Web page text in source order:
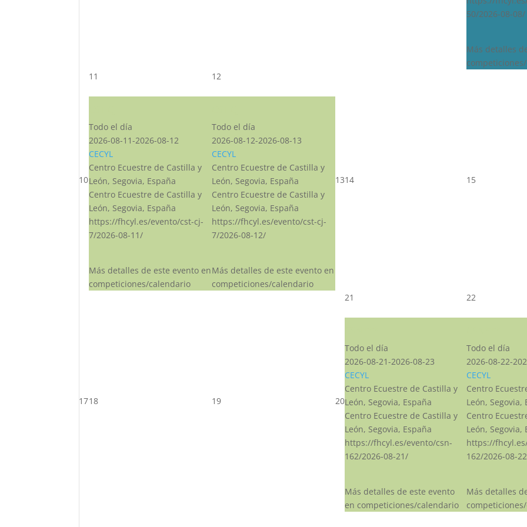
50/2026-08-08/
Más detalles
10
11
Todo el día
2026-08-11-2026-08-12
CECYL
Centro Ecuestre de Castilla y
León, Segovia, España
Centro Ecuestre de Castilla y
León, Segovia, España
https://fhcyl.es/evento/cst-cj-
7/2026-08-11/
Más detalles de este evento en
competiciones/calendario
12
Todo el día
2026-08-12-2026-08-13
CECYL
Centro Ecuestre de Castilla y
León, Segovia, España
Centro Ecuestre de Castilla y
León, Segovia, España
https://fhcyl.es/evento/cst-cj-
7/2026-08-12/
Más detalles de este evento en
competiciones/calendario
1314 15
1718 19 20
21
Todo el día
2026-08-21-2026-08-23
CECYL
Centro Ecuestre de Castilla y
León, Segovia, España
Centro Ecuestre de Castilla y
León, Segovia, España
https://fhcyl.es/evento/csn-
162/2026-08-21/
Más detalles de este evento
en competiciones/calendario
22
Todo el día
2026-08-22-
CECYL
Centro
León, Segovia,
Centro
León, Segovia,
https://
162/2026-08-
Más detalles